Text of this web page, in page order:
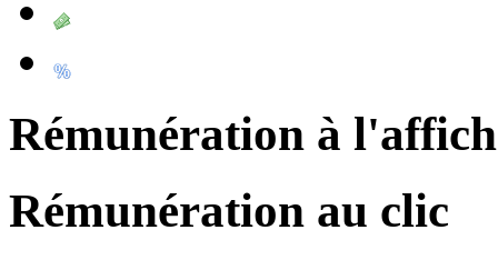
Rémunération à
Rémunération au clic